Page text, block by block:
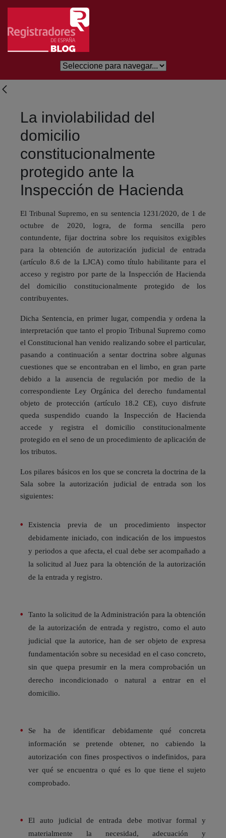
Skip to Main Content
La inviolabilidad del
domicilio
constitucionalmente
protegido ante la
Inspección de Hacienda
El Tribunal Supremo, en su sentencia 1231/2020, de 1 de
octubre de 2020, logra, de forma sencilla pero
contundente, fijar doctrina sobre los requisitos exigibles
para la obtención de autorización judicial de entrada
(artículo 8.6 de la LJCA) como título habilitante para el
acceso y registro por parte de la Inspección de Hacienda
del domicilio constitucionalmente protegido de los
contribuyentes.
Dicha Sentencia, en primer lugar, compendia y ordena la
interpretación que tanto el propio Tribunal Supremo como
el Constitucional han venido realizando sobre el particular,
pasando a continuación a sentar doctrina sobre algunas
cuestiones que se encontraban en el limbo, en gran parte
debido a la ausencia de regulación por medio de la
correspondiente Ley Orgánica del derecho fundamental
objeto de protección (artículo 18.2 CE), cuyo disfrute
queda suspendido cuando la Inspección de Hacienda
accede y registra el domicilio constitucionalmente
protegido en el seno de un procedimiento de aplicación de
los tributos.
Los pilares básicos en los que se concreta la doctrina de la
Sala sobre la autorización judicial de entrada son los
siguientes:
Existencia previa de un procedimiento inspector
debidamente iniciado, con indicación de los impuestos
y periodos a que afecta, el cual debe ser acompañado a
la solicitud al Juez para la obtención de la autorización
de la entrada y registro.
Tanto la solicitud de la Administración para la obtención
de la autorización de entrada y registro, como el auto
judicial que la autorice, han de ser objeto de expresa
fundamentación sobre su necesidad en el caso concreto,
sin que quepa presumir en la mera comprobación un
derecho incondicionado o natural a entrar en el
domicilio.
Se ha de identificar debidamente qué concreta
información se pretende obtener, no cabiendo la
autorización con fines prospectivos o indefinidos, para
ver qué se encuentra o qué es lo que tiene el sujeto
comprobado.
El auto judicial de entrada debe motivar formal y
materialmente la necesidad, adecuación y